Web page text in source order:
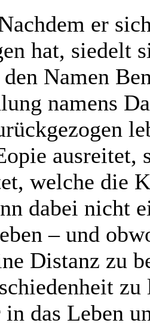
er
hat, siedelt
Namen
namens
welche die
dabei nicht
– und
Distanz zu
das Leben